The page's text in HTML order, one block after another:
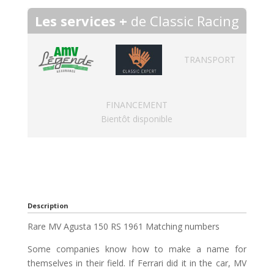
Les services + de Classic Racing
TRANSPORT
FINANCEMENT
Bientôt disponible
Description
Rare MV Agusta 150 RS 1961 Matching numbers
Some companies know how to make a name for
themselves in their field. If Ferrari did it in the car, MV